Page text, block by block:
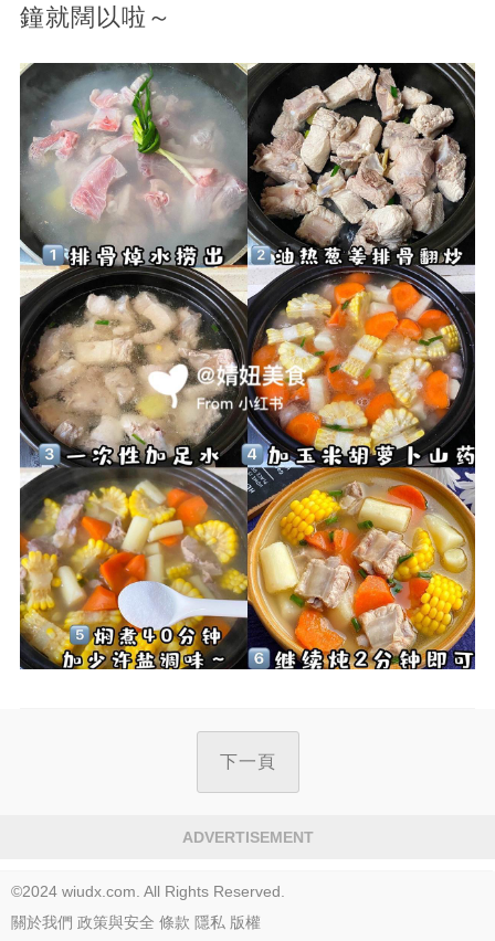
鐘就闊以啦～
下一頁
ADVERTISEMENT
©2024 wiudx.com. All Rights Reserved.
關於我們 政策與安全 條款 隱私 版權